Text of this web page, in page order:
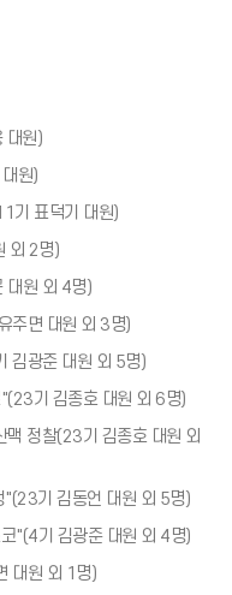
원)
원)
표덕기 대원)
외 2명)
대원 외 4명)
주면 대원 외 3명)
김광준 대원 외 5명)
기 김종호 대원 외 6명)
정찰(23기 김종호 대원 외
기 김동언 대원 외 5명)
"(4기 김광준 대원 외 4명)
대원 외 1명)